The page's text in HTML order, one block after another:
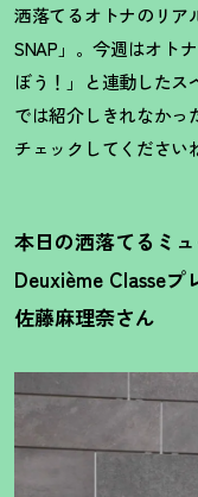
洒落てるオトナのリア
SNAP」。今週はオト
ぼう ！ 」と連動した
では紹介しきれなかっ
チェックしてください
本日の洒落てるミ
Deuxième Classeプ
佐藤麻理奈さん